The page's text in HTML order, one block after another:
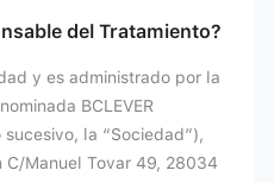
del Tratamiento?
y es administrado por la
BCLEVER
sucesivo, la “Sociedad”),
C/Manuel Tovar 49, 28034